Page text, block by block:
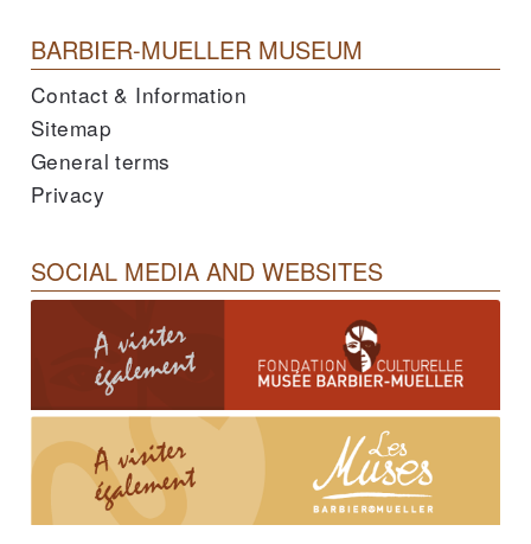
BARBIER-MUELLER MUSEUM
Contact & Information
Sitemap
General terms
Privacy
SOCIAL MEDIA AND WEBSITES